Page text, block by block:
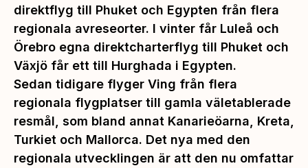
direktflyg till Phuket och Egypten från flera
regionala avreseorter. I vinter får Luleå och
Örebro egna direktcharterflyg till Phuket och
Växjö får ett till Hurghada i Egypten.
Sedan tidigare flyger Ving från flera
regionala flygplatser till gamla väletablerade
resmål, som bland annat Kanarieöarna, Kreta,
Turkiet och Mallorca. Det nya med den
regionala utvecklingen är att den nu omfattar